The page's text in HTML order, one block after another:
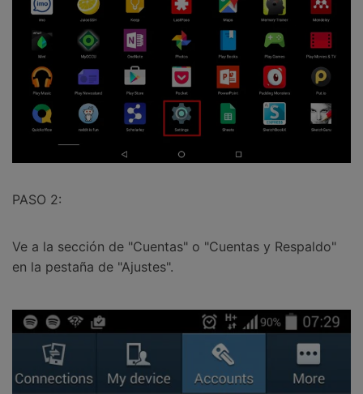
PASO 2:
Ve a la sección de "Cuentas" o "Cuentas y Respaldo"
en la pestaña de "Ajustes".